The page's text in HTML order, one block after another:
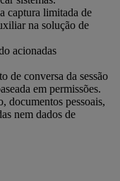
captura limitada de
na solução de
acionadas
de conversa da sessão
em permissões.
documentos pessoais,
nem dados de